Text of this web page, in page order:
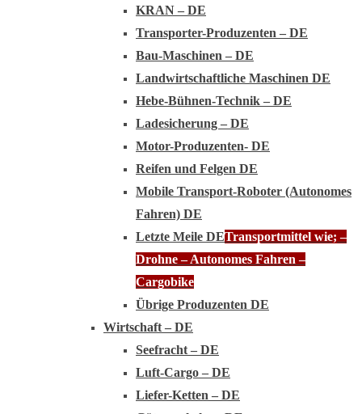
KRAN – DE
Transporter-Produzenten – DE
Bau-Maschinen – DE
Landwirtschaftliche Maschinen DE
Hebe-Bühnen-Technik – DE
Ladesicherung – DE
Motor-Produzenten- DE
Reifen und Felgen DE
Mobile Transport-Roboter (Autonomes
Fahren) DE
Letzte Meile DETransportmittel wie; –
Drohne – Autonomes Fahren –
Cargobike
Übrige Produzenten DE
Wirtschaft – DE
Seefracht – DE
Luft-Cargo – DE
Liefer-Ketten – DE